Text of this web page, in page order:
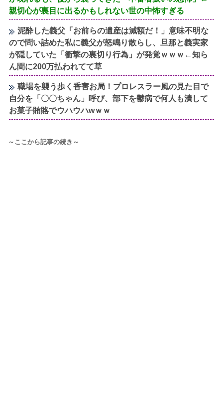
親切心が裏目に出るかもしれない世の中怖すぎる
泥酔した義父「お前らの遺産は減額だ！」意味不明な
ので問い詰めた私に義父が怒鳴り散らし、旦那と義実家
が隠していた「衝撃の裏切り行為」が発覚ｗｗｗ←知ら
ん間に200万払われてて草
職場を襲う歩く香害お局！プロレスラー風の見た目で
自分を「〇〇ちゃん」呼び、部下を鬱病で何人も潰して
お菓子賄賂でウハウハwｗｗ
～ここから記事の続き～